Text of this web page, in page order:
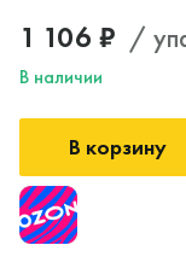
1 106 ₽ /
В наличии
В корзину